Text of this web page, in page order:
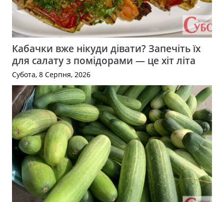
Кабачки вже нікуди дівати? Запечіть їх
для салату з помідорами — це хіт літа
Субота, 8 Серпня, 2026